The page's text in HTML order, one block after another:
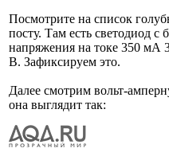
Посмотрите на список
посту. Там есть светодиод
напряжения на токе 350 мА
В. Зафиксируем это.
Далее смотрим вольт-
она выглядит так: